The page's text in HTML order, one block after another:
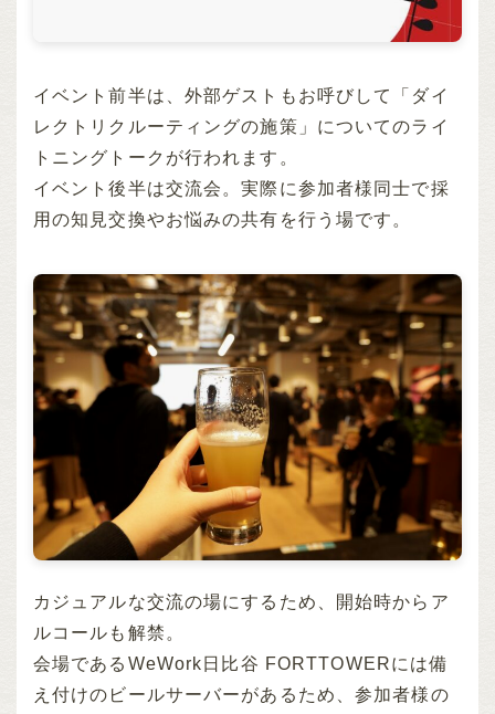
イベント前半は、外部ゲストもお呼びして「ダイ
レクトリクルーティングの施策」についてのライ
トニングトークが行われます。
イベント後半は交流会。実際に参加者様同士で採
用の知見交換やお悩みの共有を行う場です。
カジュアルな交流の場にするため、開始時からア
ルコールも解禁。
会場であるWeWork日比谷 FORTTOWERには備
え付けのビールサーバーがあるため、参加者様の